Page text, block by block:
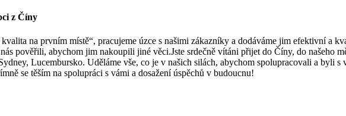
z Číny
na prvním místě“, pracujeme úzce s našimi zákazníky a dodáváme jim efektivní a
pověřili, abychom jim nakoupili jiné věci.Jste srdečně vítáni přijet do Číny, do našeho
Lucembursko. Uděláme vše, co je v našich silách, abychom spolupracovali a byli
se těším na spolupráci s vámi a dosažení úspěchů v budoucnu!